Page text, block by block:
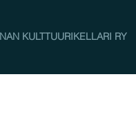
KULTTUURIKELLARI RY